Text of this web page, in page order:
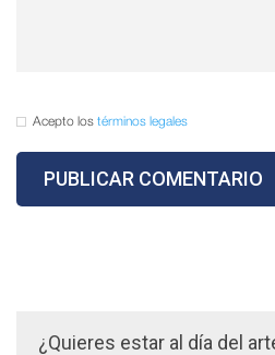
Acepto los términos legales
¿Quieres estar al día del